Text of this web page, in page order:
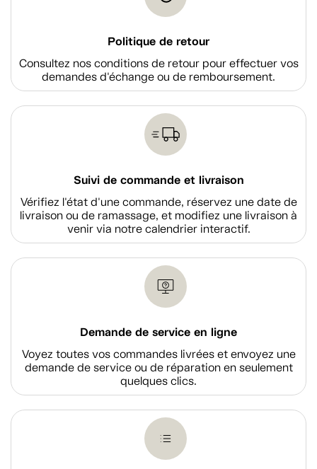
Politique de retour
Consultez nos conditions de retour pour effectuer vos
demandes d'échange ou de remboursement.
Suivi de commande et livraison
Vérifiez l'état d'une commande, réservez une date de
livraison ou de ramassage, et modifiez une livraison à
venir via notre calendrier interactif.
Demande de service en ligne
Voyez toutes vos commandes livrées et envoyez une
demande de service ou de réparation en seulement
quelques clics.